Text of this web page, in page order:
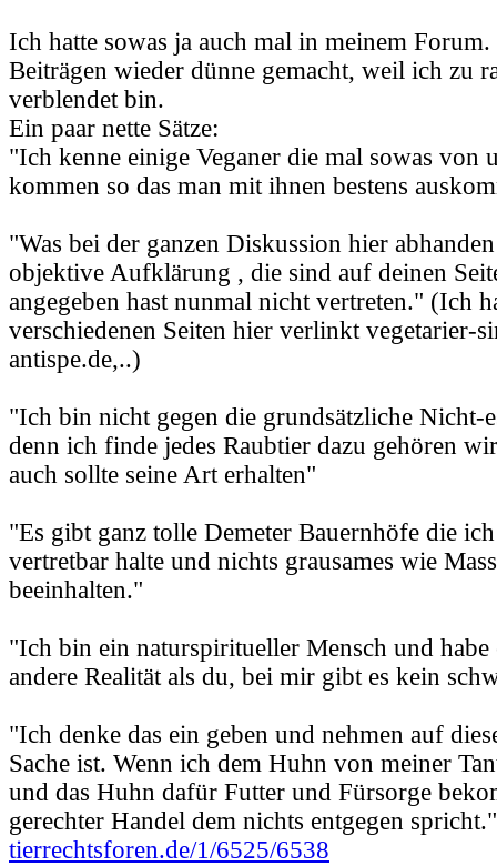
Ich hatte sowas ja auch mal in meinem
Beiträgen wieder dünne gemacht, weil ich zu
verblendet bin.
Ein paar nette Sätze:
"Ich kenne einige Veganer die mal sowas von
kommen so das man mit ihnen bestens
"Was bei der ganzen Diskussion hier
objektive Aufklärung , die sind auf deinen
angegeben hast nunmal nicht vertreten." (Ich
verschiedenen Seiten hier verlinkt vegetarier-
antispe.de,..)
"Ich bin nicht gegen die grundsätzliche Nicht-
denn ich finde jedes Raubtier dazu gehören
auch sollte seine Art erhalten"
"Es gibt ganz tolle Demeter Bauernhöfe die
vertretbar halte und nichts grausames wie
beeinhalten."
"Ich bin ein naturspiritueller Mensch und
andere Realität als du, bei mir gibt es kein
"Ich denke das ein geben und nehmen auf
Sache ist. Wenn ich dem Huhn von meiner
und das Huhn dafür Futter und Fürsorge
gerechter Handel dem nichts entgegen spricht."
tierrechtsforen.de/1/6525/6538